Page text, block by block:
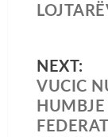
NEXT:
VUCIC